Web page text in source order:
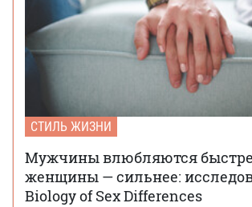
СТИЛЬ ЖИЗНИ
Мужчины влюбляются
женщины — сильнее:
Biology of Sex Differences